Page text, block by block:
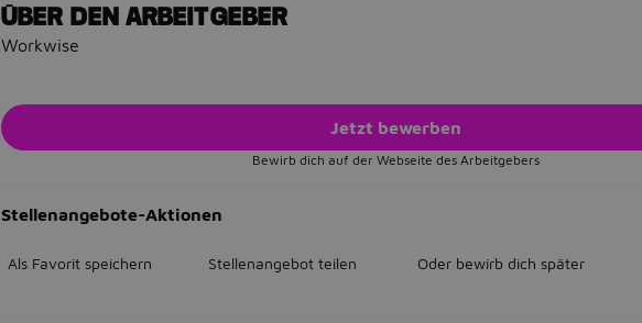
ÜBER DEN ARBEITGEBER
Workwise
Jetzt bewerben
Bewirb dich auf der Webseite des Arbeitgebers
Stellenangebote-Aktionen
Als Favorit speichern Stellenangebot teilen Oder bewirb dich später